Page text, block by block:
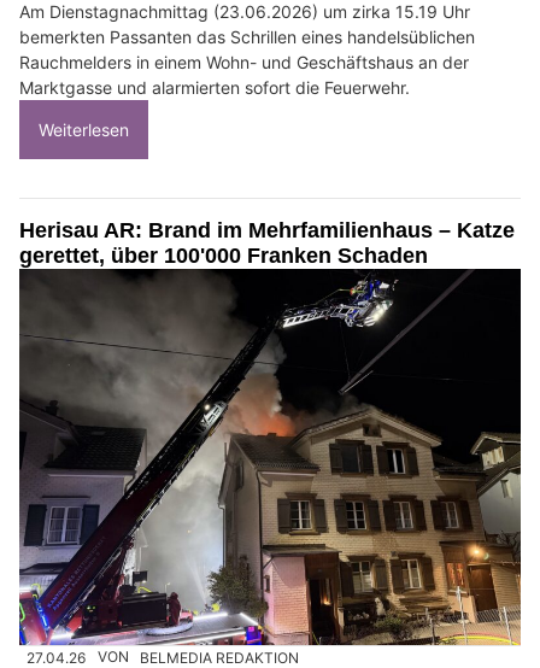
Am Dienstagnachmittag (23.06.2026) um zirka 15.19 Uhr
bemerkten Passanten das Schrillen eines handelsüblichen
Rauchmelders in einem Wohn- und Geschäftshaus an der
Marktgasse und alarmierten sofort die Feuerwehr.
Weiterlesen
Herisau AR: Brand im Mehrfamilienhaus – Katze
gerettet, über 100'000 Franken Schaden
27.04.26 VON BELMEDIA REDAKTION